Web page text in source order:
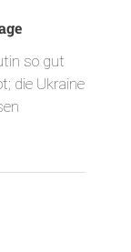
so gut
die Ukraine